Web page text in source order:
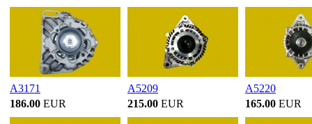
A3171
186.00 EUR
A5209
215.00 EUR
A5220
165.00 EUR